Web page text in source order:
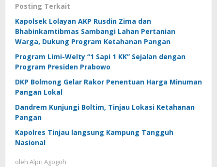
Posting Terkait
Kapolsek Lolayan AKP Rusdin Zima dan
Bhabinkamtibmas Sambangi Lahan Pertanian
Warga, Dukung Program Ketahanan Pangan
Program Limi-Welty “1 Sapi 1 KK” Sejalan dengan
Program Presiden Prabowo
DKP Bolmong Gelar Rakor Penentuan Harga Minuman
Pangan Lokal
Dandrem Kunjungi Boltim, Tinjau Lokasi Ketahanan
Pangan
Kapolres Tinjau langsung Kampung Tangguh
Nasional
oleh Alpri Agogoh